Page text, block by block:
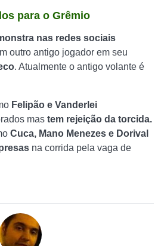
para o Grêmio
nas redes sociais
outro antigo jogador em seu
. Atualmente o antigo volante é
Felipão e Vanderlei
mas tem rejeição da torcida.
Cuca, Mano Menezes e Dorival
na corrida pela vaga de